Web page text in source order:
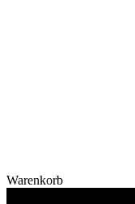
Warenkorb